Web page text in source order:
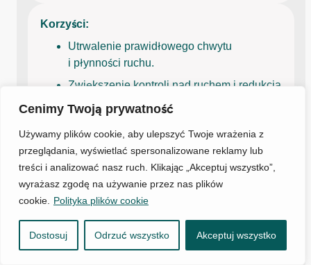
Cenimy Twoją prywatność
Używamy plików cookie, aby ulepszyć Twoje wrażenia z
przeglądania, wyświetlać spersonalizowane reklamy lub
treści i analizować nasz ruch. Klikając „Akceptuj wszystko”,
wyrażasz zgodę na używanie przez nas plików
cookie.
Polityka plików cookie
Dostosuj Odrzuć wszystko Akceptuj wszystko
Korzyści:
Utrwalenie prawidłowego chwytu
i płynności ruchu.
Zwiększenie kontroli nad ruchem i redukcja
zmęczenia podczas pisania.
stymulacji dotykowej i proprioceptywnej.
Terapia pedagogiczna, dysleksji i trudności